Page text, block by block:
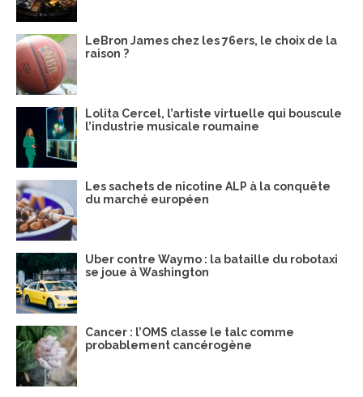
LeBron James chez les 76ers, le choix de la
raison ?
Lolita Cercel, l’artiste virtuelle qui bouscule
l’industrie musicale roumaine
Les sachets de nicotine ALP à la conquête
du marché européen
Uber contre Waymo : la bataille du robotaxi
se joue à Washington
Cancer : l’OMS classe le talc comme
probablement cancérogène